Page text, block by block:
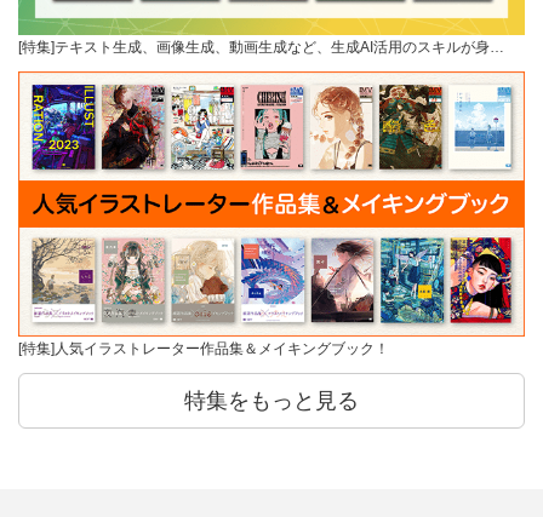
[特集]テキスト生成、画像生成、動画生成など、生成AI活用のスキルが身…
[特集]人気イラストレーター作品集＆メイキングブック！
特集をもっと見る